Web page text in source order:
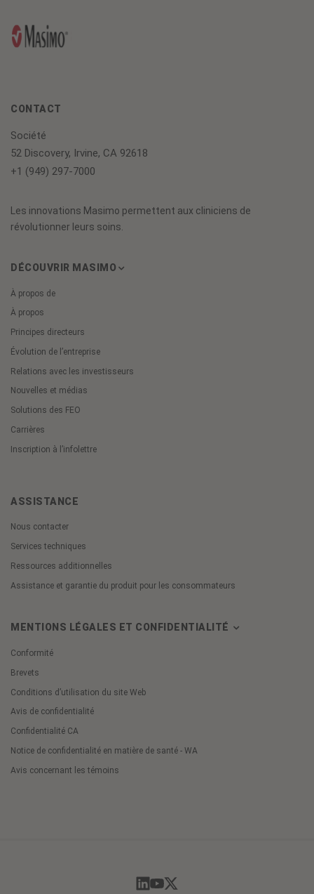
CONTACT
Société
52 Discovery, Irvine, CA 92618
+1 (949) 297-7000
Les innovations Masimo permettent aux cliniciens de
révolutionner leurs soins.
DÉCOUVRIR MASIMO
À propos de
À propos
Principes directeurs
Évolution de l’entreprise
Relations avec les investisseurs
Nouvelles et médias
Solutions des FEO
Carrières
Inscription à l’infolettre
ASSISTANCE
Nous contacter
Services techniques
Ressources additionnelles
Assistance et garantie du produit pour les consommateurs
MENTIONS LÉGALES ET CONFIDENTIALITÉ
Conformité
Brevets
Conditions d’utilisation du site Web
Avis de confidentialité
Confidentialité CA
Notice de confidentialité en matière de santé - WA
Avis concernant les témoins